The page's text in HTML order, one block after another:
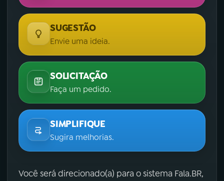
SUGESTÃO
Envie uma ideia.
SOLICITAÇÃO
Faça um pedido.
SIMPLIFIQUE
Sugira melhorias.
Você será direcionado(a) para o sistema Fala.BR,